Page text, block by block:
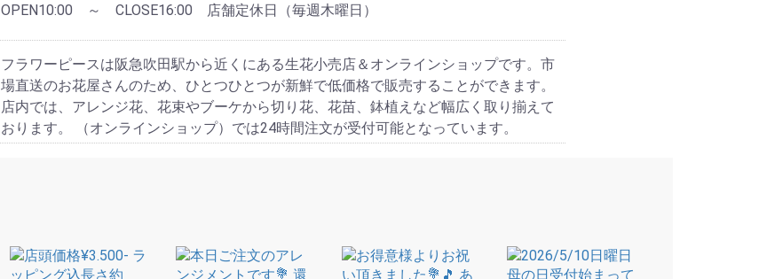
OPEN10:00 ～ CLOSE16:00 店舗定休日（毎週木曜日）
フラワーピースは阪急吹田駅から近くにある生花小売店＆オンラインショップです。市
場直送のお花屋さんのため、ひとつひとつが新鮮で低価格で販売することができます。
店内では、アレンジ花、花束やブーケから切り花、花苗、鉢植えなど幅広く取り揃えて
おります。 （オンラインショップ）では24時間注文が受付可能となっています。